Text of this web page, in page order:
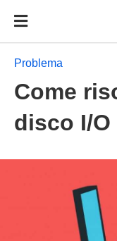
Problema
Come
disco I/